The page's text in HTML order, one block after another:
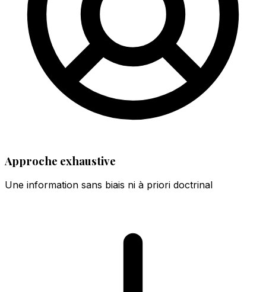
Approche exhaustive
Une information sans biais ni à priori doctrinal